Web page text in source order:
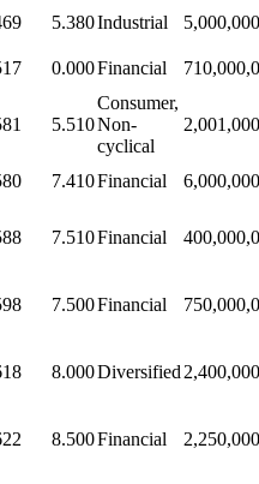
5.380Industrial
0.000Financial
5.510
Consumer,
Non-
cyclical
7.410Financial
7.510Financial
7.500Financial
8.000Diversified
8.500Financial